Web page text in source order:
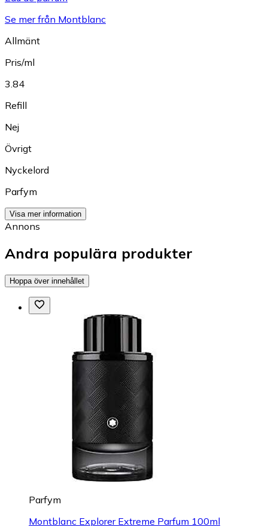
Se mer från Montblanc
Allmänt
Pris/ml
3.84
Refill
Nej
Övrigt
Nyckelord
Parfym
Visa mer information
Annons
Andra populära produkter
Hoppa över innehållet
Parfym
Montblanc Explorer Extreme Parfum 100ml